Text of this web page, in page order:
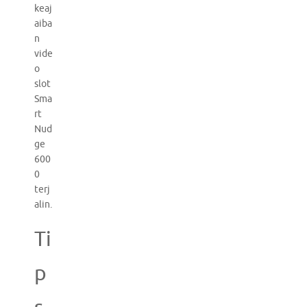
keaj
aiba
n
vide
o
slot
Sma
rt
Nud
ge
600
0
terj
alin.
Ti
p